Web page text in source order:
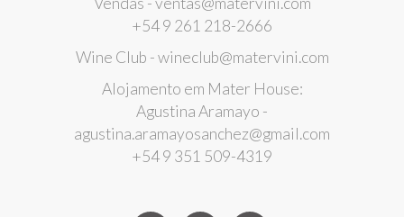
+54 9 261 218-2666
Wine Club - wineclub@matervini.com
Alojamento em Mater House:
Agustina Aramayo -
agustina.aramayosanchez@gmail.com
+54 9 351 509-4319